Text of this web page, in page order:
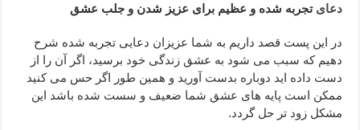
ختم سوره تکاثر برای جذب ثروت – خواص و برکات سوره تکاثر
دعا قدرت و توانمندی – دعا برای افزایش انرژی بدن و قدرت بازو
دعای ابودردا برای در امان ماندن از بلا – دعای ایمنی از سوختن
دعای تجربه شده و عظیم برای عزیز شدن و جلب عشق
در این پست قصد داریم به شما عزیزان دعایی تجربه شده شرح
دهیم که سبب می شود به عشق زندگی خود برسید، اگر آن را از
دست داده اید دوباره بدست آورید و همین طور اگر حس می کنید
ممکن است پایه های عشق شما ضعیف و سست شده باشد این
مشکل زود تر حل گردد.